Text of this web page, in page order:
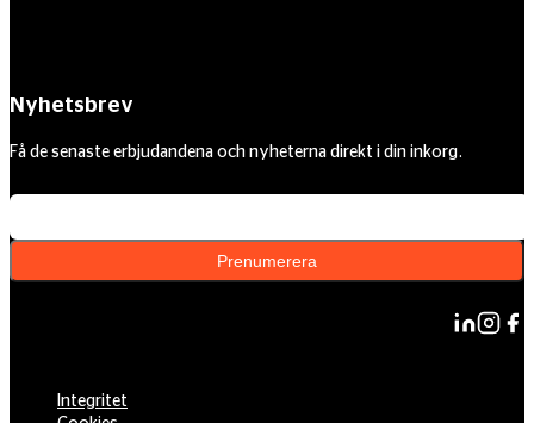
Nyhetsbrev
Få de senaste erbjudandena och nyheterna direkt i din inkorg.
Prenumerera
Integritet